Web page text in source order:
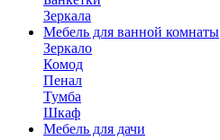
Зеркала
Мебель для ванной комнаты
Зеркало
Комод
Пенал
Тумба
Шкаф
Мебель для дачи